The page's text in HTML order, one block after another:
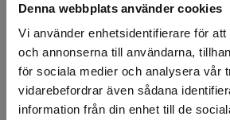
Denna webbplats använder cookies
Vi använder enhetsidentifierare för
och annonserna till användarna,
för sociala medier och analysera vår
vidarebefordrar även sådana
information från din enhet till de